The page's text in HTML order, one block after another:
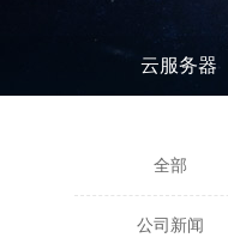
云服务器
全部
公司新闻